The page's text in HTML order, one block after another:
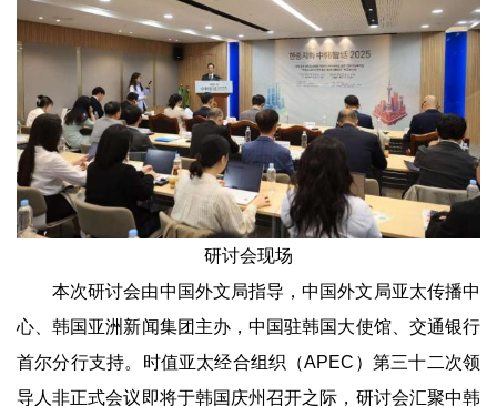
研讨会现场
本次研讨会由中国外文局指导，中国外文局亚太传播中
心、韩国亚洲新闻集团主办，中国驻韩国大使馆、交通银行
首尔分行支持。时值亚太经合组织（APEC）第三十二次领
导人非正式会议即将于韩国庆州召开之际，研讨会汇聚中韩